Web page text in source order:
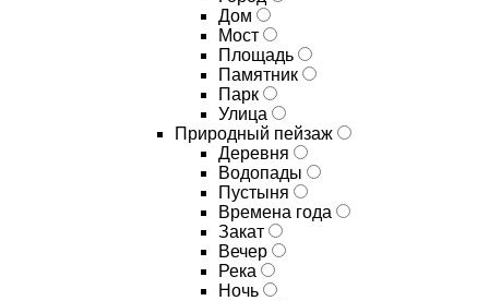
Дом
Мост
Площадь
Памятник
Парк
Улица
Природный пейзаж
Деревня
Водопады
Пустыня
Времена года
Закат
Вечер
Река
Ночь